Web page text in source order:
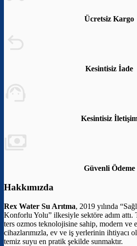
Ücretsiz Kargo
Kesintisiz İade
Kesintisiz
Güvenli Ödeme
Hakkımızda
Rex Water Su Arıtma, 2019 yılında
Konforlu Yolu” ilkesiyle sektöre adım
ters ozmos teknolojisine sahip, modern ve
cihazlarımızla, ev ve iş yerlerinin ihtiyacı
temiz suyu en pratik şekilde sunmaktır.